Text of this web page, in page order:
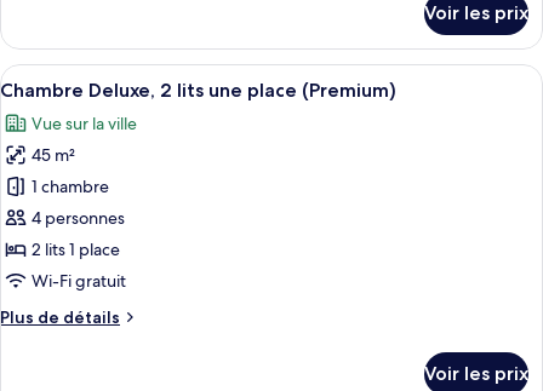
angle
(Upgraded)
le
type
de
Chambre
Premium
(Upgraded)
Voir les prix
Afficher
toutes
les
photos
pour
ce
type
de
chambre :
Chambre
Une chambre d’hôtel avec un
8
Chambre Deluxe, 2 lits une place (Premium)
Vue sur la ville
45 m²
1 chambre
4 personnes
2 lits 1 place
Wi-Fi gratuit
Plus de détails
Plus
Voir les prix